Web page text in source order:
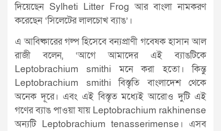
দিয়েছেন Sylheti Litter Frog আর বাংলা নামকরণ
করেছেন ‘সিলেটের লালচোখ ব্যাঙ’।
এ আবিষ্কারের গল্প হিসেবে বন্যপ্রাণী গবেষক হাসান আল
রাজী বলেন, ‘আগে আমাদের এই ব্যাঙটিকে
Leptobrachium smithi মনে করা হতো। কিন্তু
Leptobrachium smithi বিস্তৃতি বাংলাদেশ থেকে
অনেক দূরে। এবং এই বিস্তৃত মধ্যেই আরোও দুটি এই
গণের ব্যাঙ পাওয়া যায় Leptobrachium rakhinense
অন্যটি Leptobrachium tenasserimense। এসব